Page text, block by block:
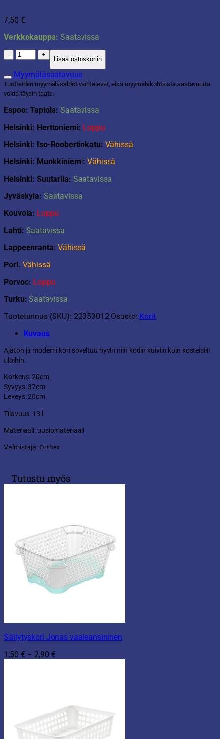
7,50 €
Verkkokauppa: Saatavissa
Smartstore
basket
recycled
20
määrä
Lisää ostoskoriin
Myymäläsaatavuus
Tuotteiden myymäläsaldot vaihtelevat, eikä myymäläkohtaista saatavuutta
voida täysin taata.
Espoo: Tapiola: Saatavissa
Helsinki: Herttoniemi: Loppu
Helsinki: Iso-Roobertinkatu: Vähissä
Helsinki: Munkkiniemi: Vähissä
Helsinki: Suutarila: Saatavissa
Jyväskyla: Saatavissa
Kouvola: Loppu
Lahti: Saatavissa
Lappeenranta: Vähissä
Pori: Vähissä
Porvoo: Loppu
Turku: Saatavissa
Tuotetunnus (SKU): 22353012 Osasto: Korit
Kuvaus
Ajaton ja moderni kori soveltuu hyvin niin kodin kuiviin kuin kosteisiin
tiloihin.
Korkeus: 20cm
Syvyys: 37cm
Leveys: 28cm
Tilavuus: 13 l
Materiaali: uusiomateriaali
Valmistaja: Orthex
Tutustu myös
Säilytyskori Jonas vaaleansininen
1,50 € – 2,90 €